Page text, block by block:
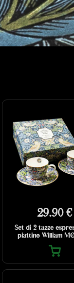
29.90 €
Set di 2 tazze
piattino William
Strawberry Thief